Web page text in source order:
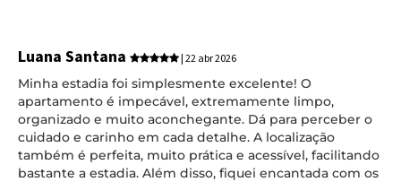
Luana Santana | 22 abr 2026
Minha estadia foi simplesmente excelente! O
apartamento é impecável, extremamente limpo,
organizado e muito aconchegante. Dá para perceber o
cuidado e carinho em cada detalhe. A localização
também é perfeita, muito prática e acessível, facilitando
bastante a estadia. Além disso, fiquei encantada com os